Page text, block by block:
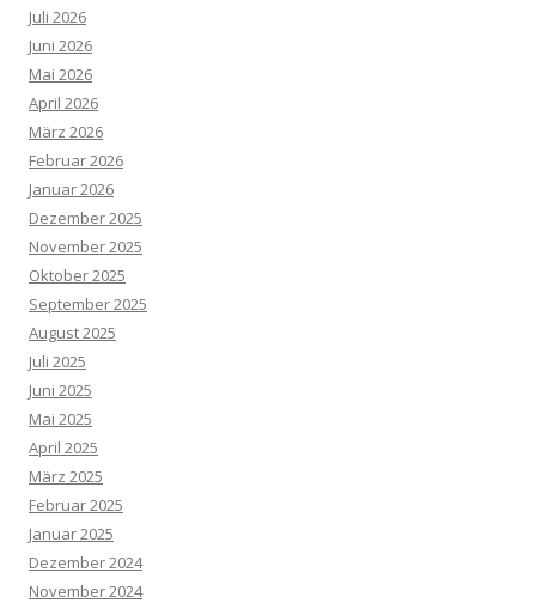
Juli 2026
Juni 2026
Mai 2026
April 2026
März 2026
Februar 2026
Januar 2026
Dezember 2025
November 2025
Oktober 2025
September 2025
August 2025
Juli 2025
Juni 2025
Mai 2025
April 2025
März 2025
Februar 2025
Januar 2025
Dezember 2024
November 2024